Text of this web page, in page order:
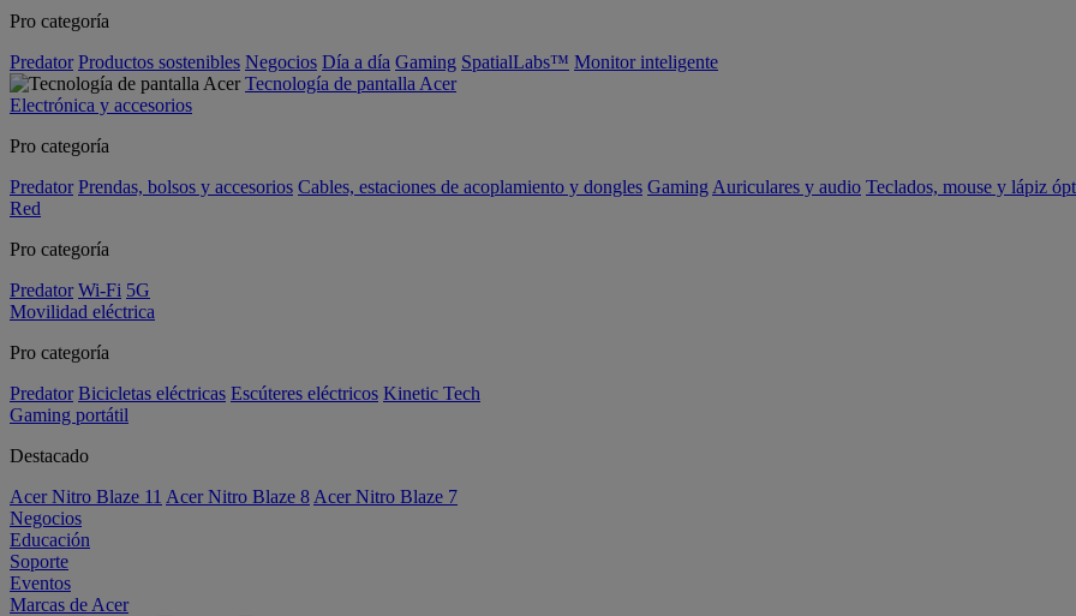
Pro categoría
Predator Productos sostenibles Negocios Día a día Gaming SpatialLabs™ Monitor inteligente
Tecnología de pantalla Acer
Electrónica y accesorios
Pro categoría
Predator Prendas, bolsos y accesorios Cables, estaciones de acoplamiento y dongles Gaming Auriculares y audio Teclados, mouse y lápiz
Red
Pro categoría
Predator Wi-Fi 5G
Movilidad eléctrica
Pro categoría
Predator Bicicletas eléctricas Escúteres eléctricos Kinetic Tech
Gaming portátil
Destacado
Acer Nitro Blaze 11 Acer Nitro Blaze 8 Acer Nitro Blaze 7
Negocios
Educación
Soporte
Eventos
Marcas de Acer